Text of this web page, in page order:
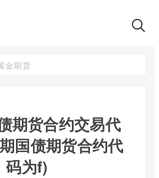
金期货
期货合约交易代
国债期货合约代
码为f)